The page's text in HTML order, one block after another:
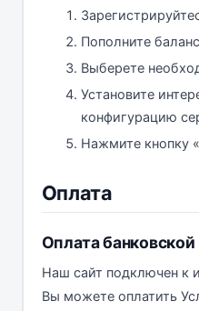
Пополните
Выберете
Установите
конфигурацию
Нажмите кнопку
Оплата
Оплата
Наш сайт подключен к
Вы можете оплатить